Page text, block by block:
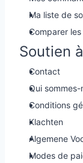
Ma liste de
Comparer
Soutien
Contact
Qui sommes-
Conditions
Klachten
Algemene
Modes de